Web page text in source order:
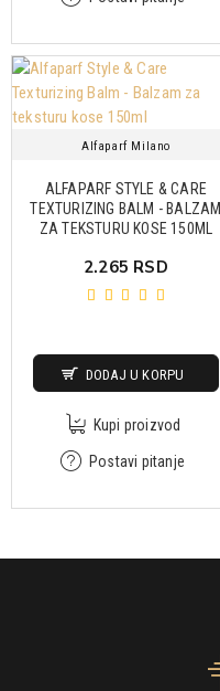
Alfaparf Milano
ALFAPARF STYLE & CARE
TEXTURIZING BALM - BALZAM
ZA TEKSTURU KOSE 150ML
2.265 RSD
DODAJ U KORPU
Kupi proizvod
Postavi pitanje